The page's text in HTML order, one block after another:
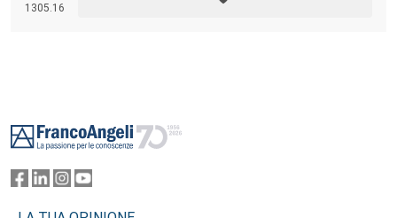
1305.16